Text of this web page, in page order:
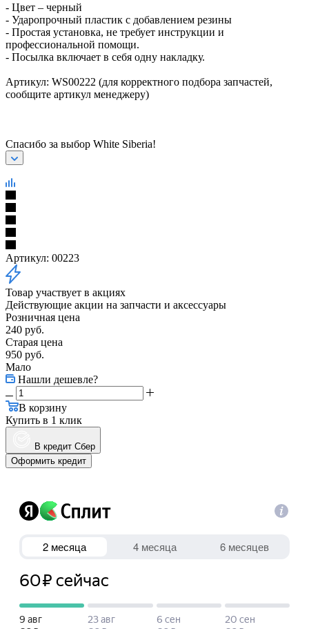
- Цвет – черный
- Ударопрочный пластик с добавлением резины
- Простая установка, не требует инструкции и
профессиональной помощи.
- Посылка включает в себя одну накладку.
Артикул: WS00222 (для корректного подбора запчастей,
сообщите артикул менеджеру)
Спасибо за выбор White Siberia!
Артикул: 00223
Товар участвует в акциях
Действующие акции на запчасти и аксессуары
Розничная цена
240 руб.
Старая цена
950 руб.
Мало
Нашли дешевле?
В корзину
Купить в 1 клик
В кредит Сбер
Оформить кредит